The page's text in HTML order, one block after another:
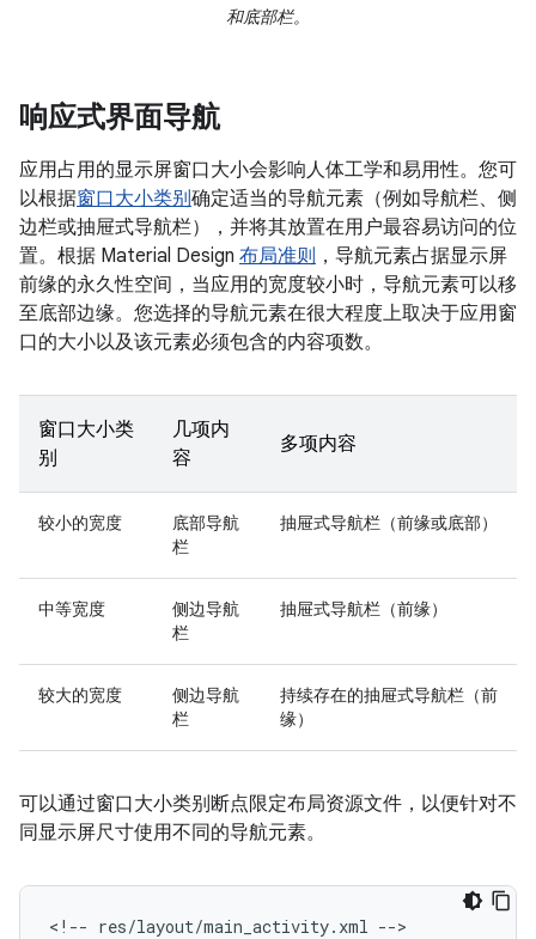
和底部栏。
响应式界面导航
应用占用的显示屏窗口大小会影响人体工学和易用性。您可
以根据窗口大小类别确定适当的导航元素（例如导航栏、侧
边栏或抽屉式导航栏），并将其放置在用户最容易访问的位
置。根据 Material Design 布局准则 ，导航元素占据显示屏
前缘的永久性空间，当应用的宽度较小时，导航元素可以移
至底部边缘。您选择的导航元素在很大程度上取决于应用窗
口的大小以及该元素必须包含的内容项数。
窗口大小类
别
几项内
容
多项内容
较小的宽度
底部导航
栏
抽屉式导航栏（前缘或底部）
中等宽度
侧边导航
栏
抽屉式导航栏（前缘）
较大的宽度
侧边导航
栏
持续存在的抽屉式导航栏（前
缘）
可以通过窗口大小类别断点限定布局资源文件，以便针对不
同显示屏尺寸使用不同的导航元素。
<!-- res/layout/main_activity.xml -->